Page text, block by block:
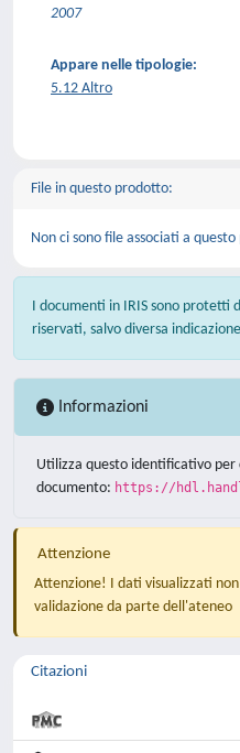
2007
Appare nelle tipologie:
5.12 Altro
File in questo prodotto:
Non ci sono file associati a
I documenti in IRIS sono protetti
riservati, salvo diversa
Informazioni
Utilizza questo identificativo
documento: https://
Attenzione
Attenzione! I dati visualizzati
validazione da parte dell'ateneo
Citazioni